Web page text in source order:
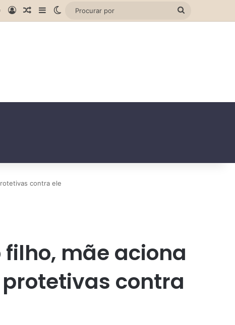
WhatsApp
EntrarArtigo aleatório
Barra Lateral
Switch skin
contra ele
mãe aciona
protetivas contra